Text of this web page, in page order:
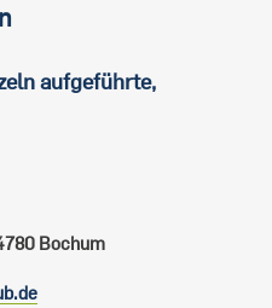
aufgeführte,
Bochum